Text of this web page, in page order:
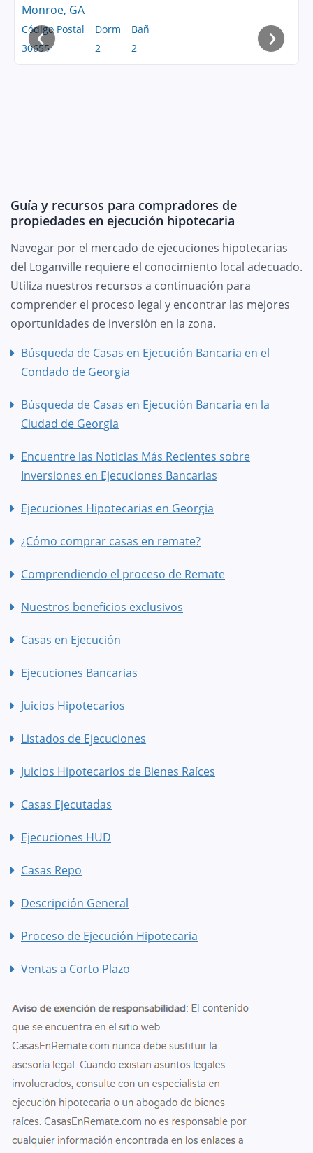
Monroe, GA
Código Postal
30655
Dorm
2
Bañ
2
‹ ›
Guía y recursos para compradores de
propiedades en ejecución hipotecaria
Navegar por el mercado de ejecuciones hipotecarias
del Loganville requiere el conocimiento local adecuado.
Utiliza nuestros recursos a continuación para
comprender el proceso legal y encontrar las mejores
oportunidades de inversión en la zona.
Búsqueda de Casas en Ejecución Bancaria en el
Condado de Georgia
Búsqueda de Casas en Ejecución Bancaria en la
Ciudad de Georgia
Encuentre las Noticias Más Recientes sobre
Inversiones en Ejecuciones Bancarias
Ejecuciones Hipotecarias en Georgia
¿Cómo comprar casas en remate?
Comprendiendo el proceso de Remate
Nuestros beneficios exclusivos
Casas en Ejecución
Ejecuciones Bancarias
Juicios Hipotecarios
Listados de Ejecuciones
Juicios Hipotecarios de Bienes Raíces
Casas Ejecutadas
Ejecuciones HUD
Casas Repo
Descripción General
Proceso de Ejecución Hipotecaria
Ventas a Corto Plazo